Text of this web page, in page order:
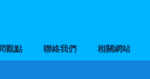
觀點 聯絡我們 相關網站